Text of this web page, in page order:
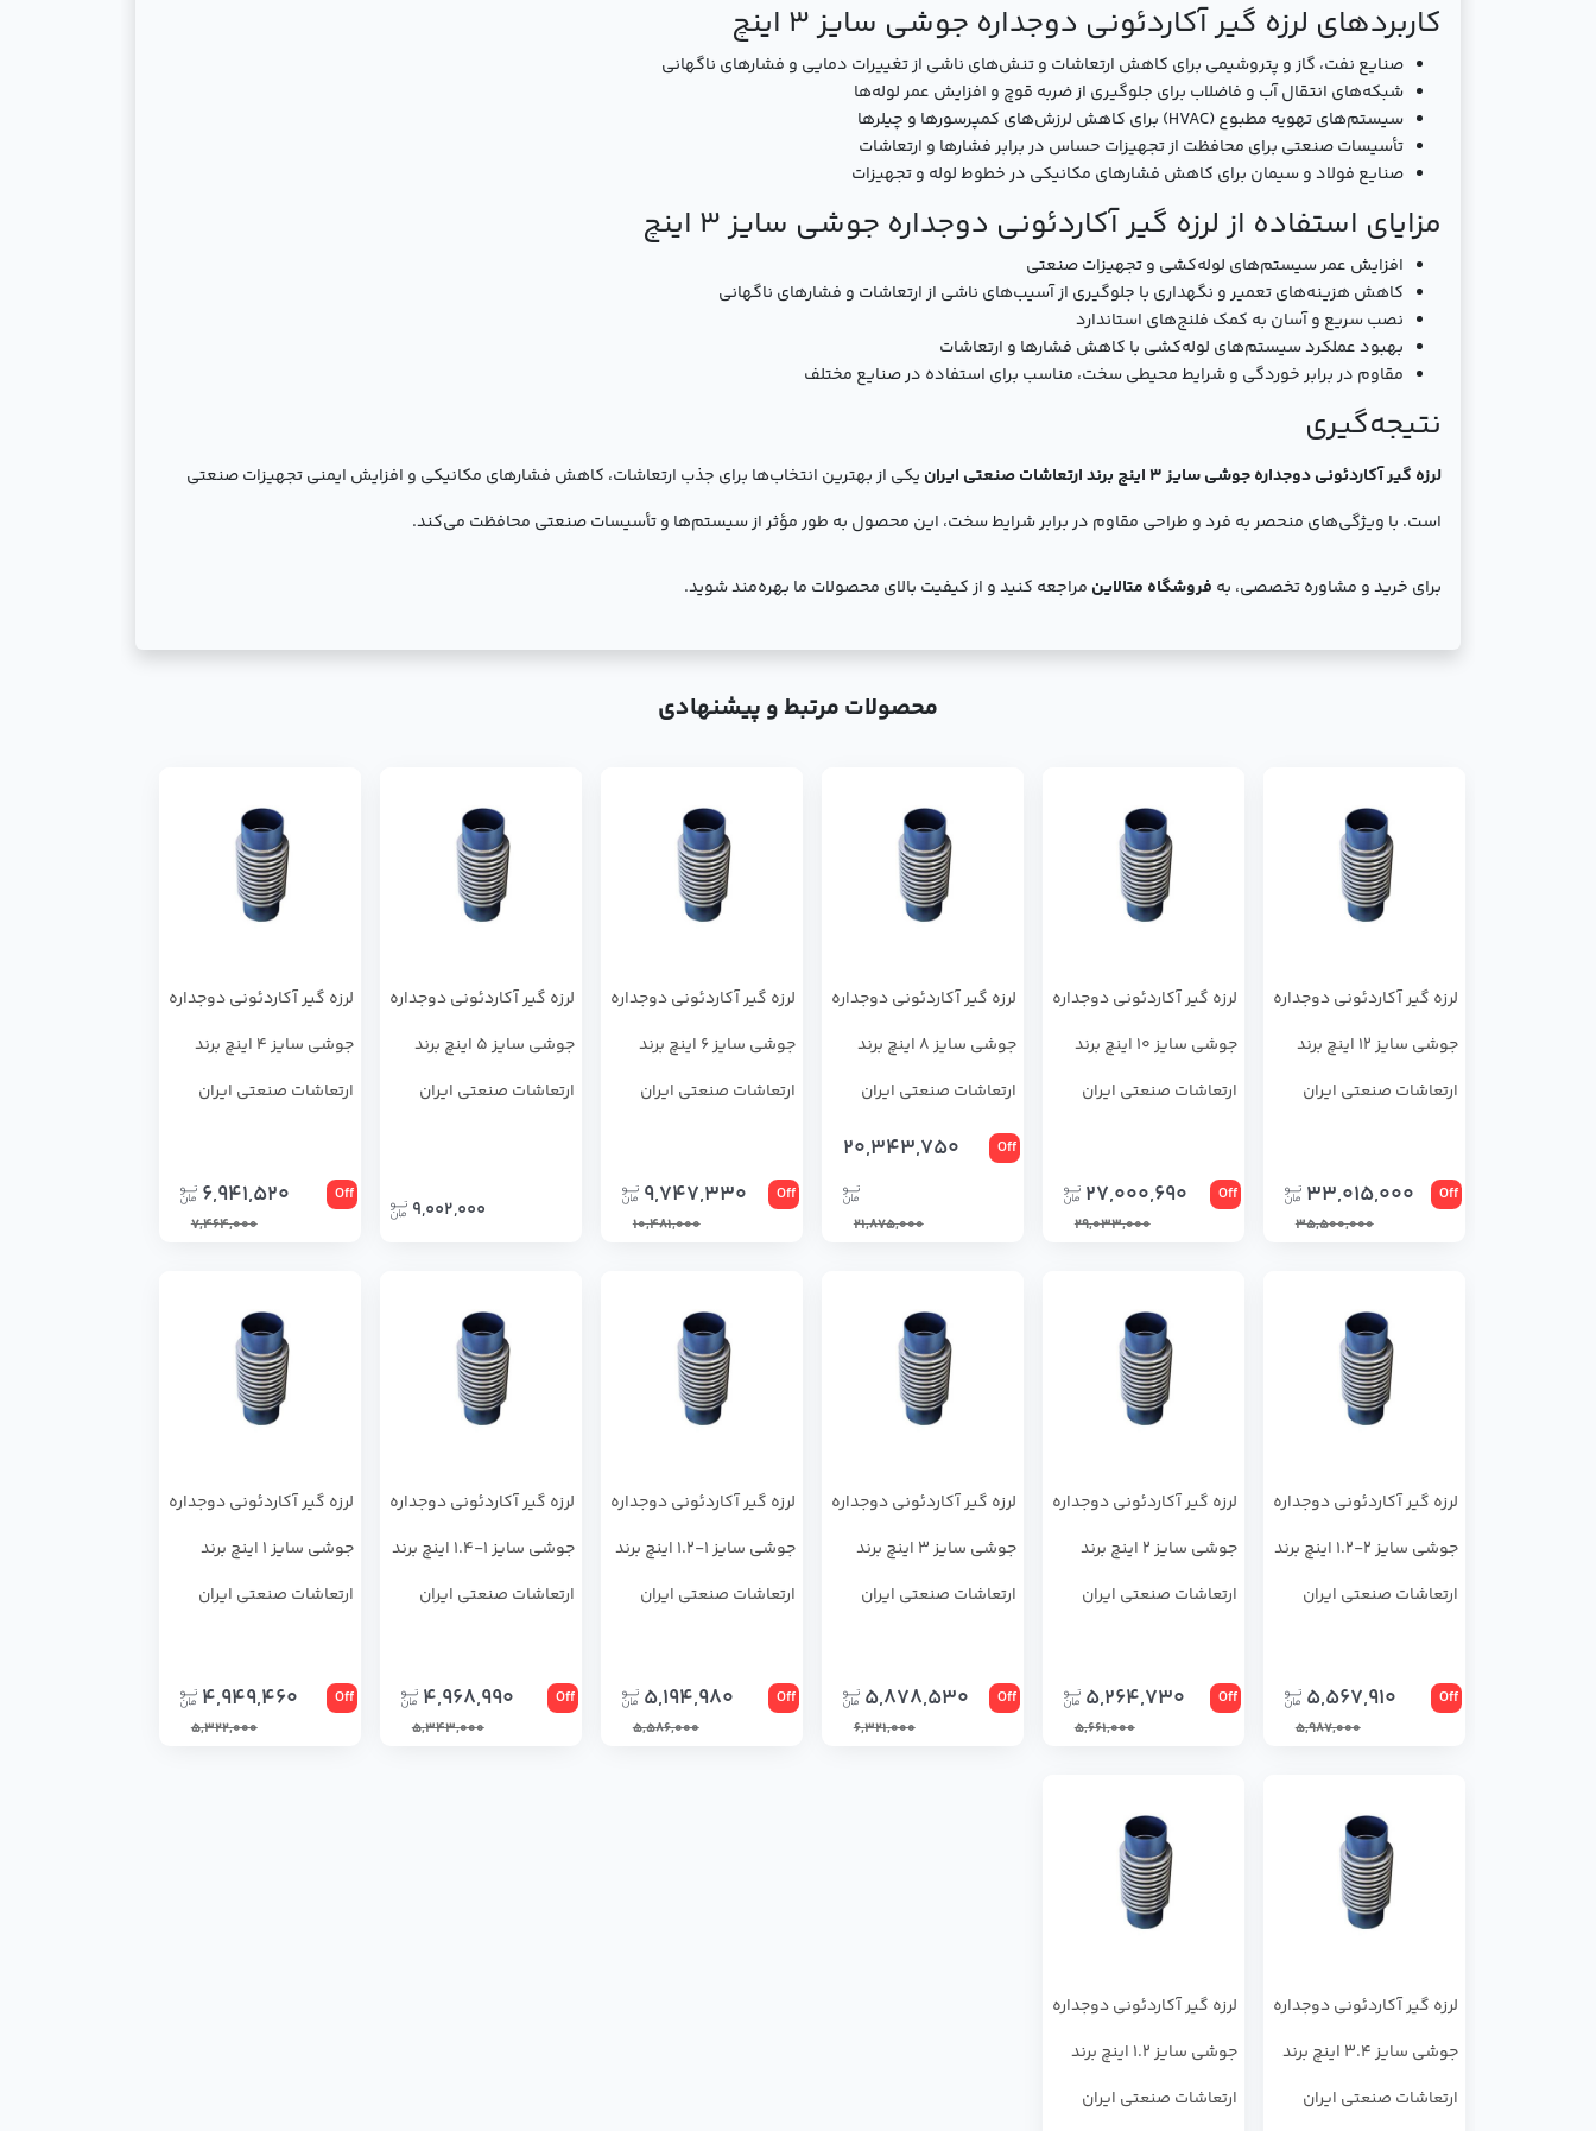
کاربردهای لرزه گیر آکاردئونی دوجداره جوشی سایز 3 اینچ
صنایع نفت، گاز و پتروشیمی برای کاهش ارتعاشات و تنش‌های ناشی از تغییرات دمایی و فشارهای ناگهانی
شبکه‌های انتقال آب و فاضلاب برای جلوگیری از ضربه قوچ و افزایش عمر لوله‌ها
سیستم‌های تهویه مطبوع (HVAC) برای کاهش لرزش‌های کمپرسورها و چیلرها
تأسیسات صنعتی برای محافظت از تجهیزات حساس در برابر فشارها و ارتعاشات
صنایع فولاد و سیمان برای کاهش فشارهای مکانیکی در خطوط لوله و تجهیزات
مزایای استفاده از لرزه گیر آکاردئونی دوجداره جوشی سایز 3 اینچ
افزایش عمر سیستم‌های لوله‌کشی و تجهیزات صنعتی
کاهش هزینه‌های تعمیر و نگهداری با جلوگیری از آسیب‌های ناشی از ارتعاشات و فشارهای ناگهانی
نصب سریع و آسان به کمک فلنج‌های استاندارد
بهبود عملکرد سیستم‌های لوله‌کشی با کاهش فشارها و ارتعاشات
مقاوم در برابر خوردگی و شرایط محیطی سخت، مناسب برای استفاده در صنایع مختلف
نتیجه‌گیری
لرزه گیر آکاردئونی دوجداره جوشی سایز 3 اینچ برند ارتعاشات صنعتی ایران
یکی از بهترین انتخاب‌ها برای جذب ارتعاشات، کاهش فشارهای مکانیکی و افزایش ایمنی تجهیزات صنعتی
است. با ویژگی‌های منحصر به فرد و طراحی مقاوم در برابر شرایط سخت، این محصول به طور مؤثر از سیستم‌ها و تأسیسات صنعتی محافظت می‌کند.
برای خرید و مشاوره تخصصی، به فروشگاه متالاین مراجعه کنید و از کیفیت بالای محصولات ما بهره‌مند شوید.
محصولات مرتبط و پیشنهادی
لرزه گیر آکاردئونی دوجداره
جوشی سایز 12 اینچ برند
ارتعاشات صنعتی ایران
Off
33,015,000
35,500,000
لرزه گیر آکاردئونی دوجداره
جوشی سایز 10 اینچ برند
ارتعاشات صنعتی ایران
Off
27,000,690
29,033,000
لرزه گیر آکاردئونی دوجداره
جوشی سایز 8 اینچ برند
ارتعاشات صنعتی ایران
Off
20,343,750
21,875,000
لرزه گیر آکاردئونی دوجداره
جوشی سایز 6 اینچ برند
ارتعاشات صنعتی ایران
Off
9,747,330
10,481,000
لرزه گیر آکاردئونی دوجداره
جوشی سایز 5 اینچ برند
ارتعاشات صنعتی ایران
9,002,000
لرزه گیر آکاردئونی دوجداره
جوشی سایز 4 اینچ برند
ارتعاشات صنعتی ایران
Off
6,941,520
7,464,000
لرزه گیر آکاردئونی دوجداره
جوشی سایز 2-1.2 اینچ برند
ارتعاشات صنعتی ایران
Off
5,567,910
5,987,000
لرزه گیر آکاردئونی دوجداره
جوشی سایز 2 اینچ برند
ارتعاشات صنعتی ایران
Off
5,264,730
5,661,000
لرزه گیر آکاردئونی دوجداره
جوشی سایز 3 اینچ برند
ارتعاشات صنعتی ایران
Off
5,878,530
6,321,000
لرزه گیر آکاردئونی دوجداره
جوشی سایز 1-1.2 اینچ برند
ارتعاشات صنعتی ایران
Off
5,194,980
5,586,000
لرزه گیر آکاردئونی دوجداره
جوشی سایز 1-1.4 اینچ برند
ارتعاشات صنعتی ایران
Off
4,968,990
5,343,000
لرزه گیر آکاردئونی دوجداره
جوشی سایز 1 اینچ برند
ارتعاشات صنعتی ایران
Off
4,949,460
5,322,000
لرزه گیر آکاردئونی دوجداره
جوشی سایز 3.4 اینچ برند
ارتعاشات صنعتی ایران
لرزه گیر آکاردئونی دوجداره
جوشی سایز 1.2 اینچ برند
ارتعاشات صنعتی ایران